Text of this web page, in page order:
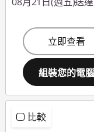
立即查看
組裝您的電腦
比較